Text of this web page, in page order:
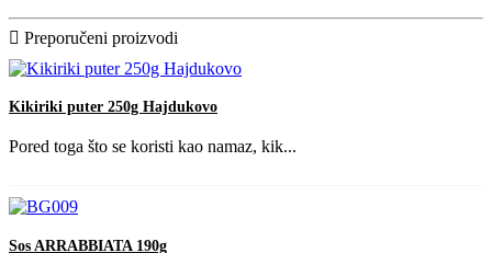
Preporučeni proizvodi
Kikiriki puter 250g Hajdukovo
Pored toga što se koristi kao namaz, kik...
Sos ARRABBIATA 190g